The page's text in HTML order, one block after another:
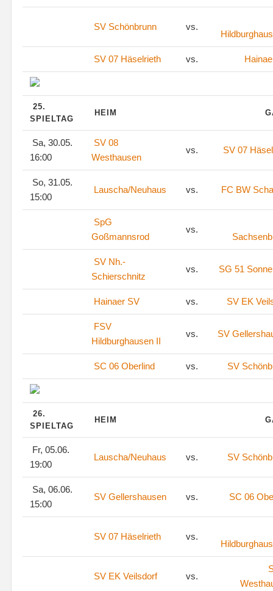
SV Schönbrunn vs.
SV 07 Häselrieth vs.
25.
SPIELTAG
HEIM
Sa, 30.05.
16:00
SV 08
Westhausen
vs. SV 07
So, 31.05.
15:00
Lauscha/Neuhaus vs. FC BW
SpG
Goßmannsrod
vs.
SV Nh.-
Schierschnitz
vs. SG 51
Hainaer SV vs. SV EK
FSV
Hildburghausen II
vs. SV
SC 06 Oberlind vs. SV
26.
SPIELTAG
HEIM
Fr, 05.06.
19:00
Lauscha/Neuhaus vs. SV
Sa, 06.06.
15:00
SV Gellershausen vs. SC 06
SV 07 Häselrieth vs.
SV EK Veilsdorf vs.